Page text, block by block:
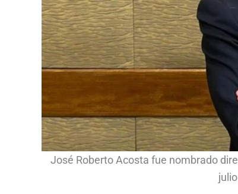
José Roberto Acosta fue nombrado